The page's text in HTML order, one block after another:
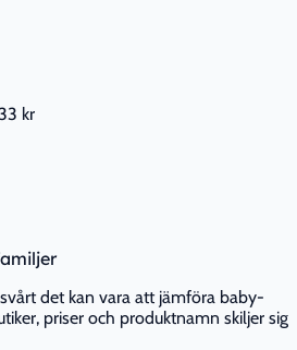
kr
det kan vara att jämföra baby-
priser och produktnamn skiljer sig